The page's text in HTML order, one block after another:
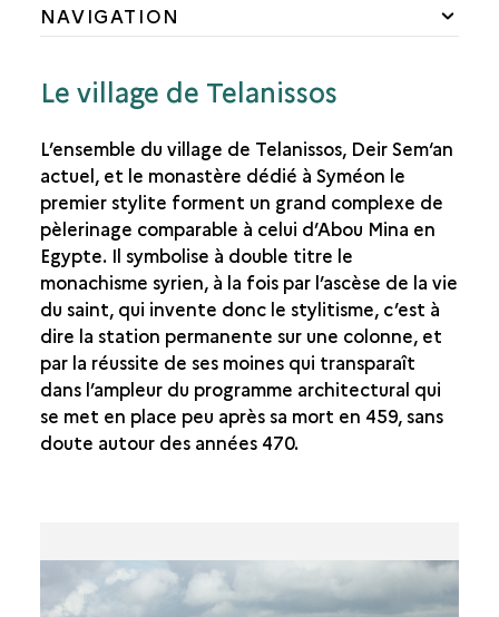
NAVIGATION
NAISSANCE DU STYLITISME
DIFFUSION DU MONACHISME
L'AVÈNEMENT DU CHRISTIANISME EN SYRIE
LA RECHERCHE ARCHÉOLOGIQUE
Le village de Telanissos
L’ensemble du village de Telanissos, Deir Sem‘an
actuel, et le monastère dédié à Syméon le
premier stylite forment un grand complexe de
pèlerinage comparable à celui d’Abou Mina en
Egypte. Il symbolise à double titre le
monachisme syrien, à la fois par l’ascèse de la vie
du saint, qui invente donc le stylitisme, c’est à
dire la station permanente sur une colonne, et
par la réussite de ses moines qui transparaît
dans l’ampleur du programme architectural qui
se met en place peu après sa mort en 459, sans
doute autour des années 470.